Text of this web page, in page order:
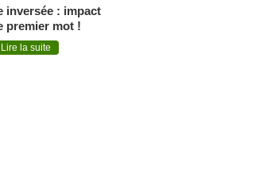
inversée : impact
premier mot !
Lire la suite